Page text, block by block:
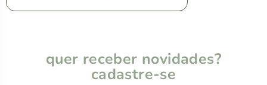
quer receber novidades?
cadastre-se